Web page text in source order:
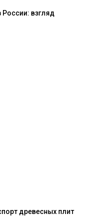
России: взгляд
древесных плит